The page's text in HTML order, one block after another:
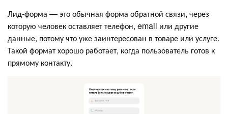
Лид-форма — это обычная форма обратной связи, через
которую человек оставляет телефон, email или другие
данные, потому что уже заинтересован в товаре или услуге.
Такой формат хорошо работает, когда пользователь готов к
прямому контакту.